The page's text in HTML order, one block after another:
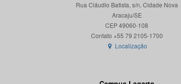
Rua Cláudio Batista, s/n, Cidade Nova
Aracaju/SE
CEP 49060-108
Localização